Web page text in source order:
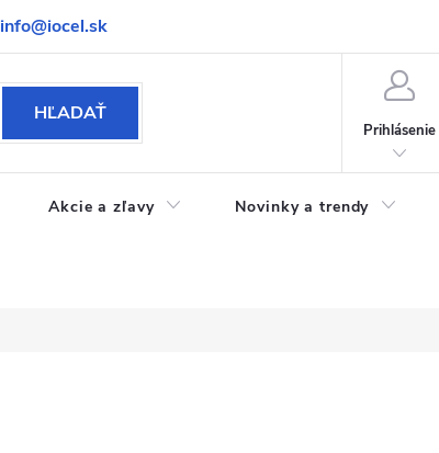
info@iocel.sk
Obľúbené Bezpečnostné informácie
HĽADAŤ
Prihlásenie
Akcie a zľavy Novinky a trendy